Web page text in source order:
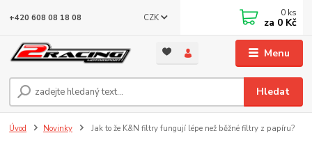
Menu
CZK
Hledat
+420 608 08 18 08 0 ks
za 0 Kč
Úvod Novinky Jak to že K&N filtry fungují lépe než běžné filtry z papíru?